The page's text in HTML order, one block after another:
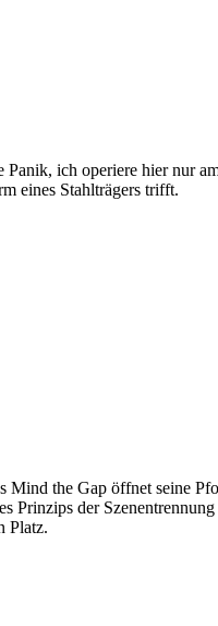
Panik, ich operiere hier nur
eines Stahlträgers trifft.
Mind the Gap öffnet seine
Prinzips der
Platz.